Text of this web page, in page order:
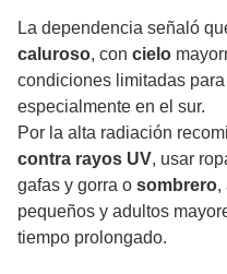
La dependencia señaló
caluroso, con cielo
condiciones limitadas para
especialmente en el sur.
Por la alta radiación
contra rayos UV, usar
gafas y gorra o sombrero,
pequeños y adultos
tiempo prolongado.